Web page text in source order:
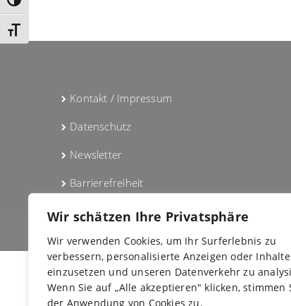
Wir schätzen Ihre Privatsphäre
Wir verwenden Cookies, um Ihr Surferlebnis zu
verbessern, personalisierte Anzeigen oder Inhalte
einzusetzen und unseren Datenverkehr zu
Wenn Sie auf „Alle akzeptieren" klicken, stimmen
der Anwendung von Cookies zu.
Umschalten auf hohe Kontraste
Schrift vergrößern
Kontakt / Impressum
Datenschutz
Newsletter
Barrierefreiheit